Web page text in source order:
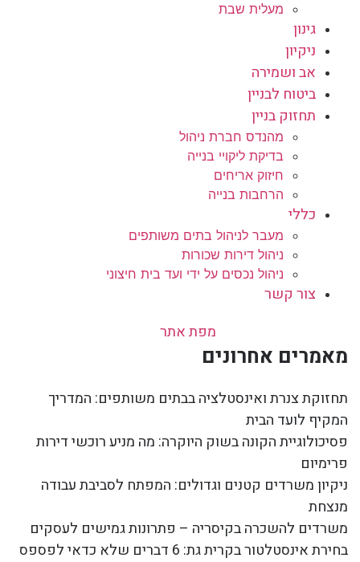
מעלית שבת
גינון
ניקיון
אב ושמירה
ביטוח לבניין
תחזוק בניין
מהנדס חברת ניהול
בדיקת ליקויי בנייה
חיזוק אריחים
הרחבות בנייה
כללי
מעבר לניהול בתים משותפים
ניהול דירות שכורות
ניהול נכסים על ידי ועד בית חיצוני
צור קשר
מפת אתר
מאמרים אחרונים
תחזוקת צנרת ואינסטלציה בבתים משותפים: המדריך
המקיף לועד הבית
פסיכולוגיית הקונה בשוק היוקרה: מה מניע רוכשי דירות
פרימיום
ניקיון משרדים קטנים וגדולים: המפתח לסביבת עבודה
מנצחת
משרדים להשכרה בקיסריה – פתרונות גמישים לעסקים
בחירת אינסטלטור בקרית גת: 6 דברים שלא כדאי לפספס